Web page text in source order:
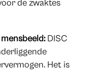
de zwaktes
DISC
Het is